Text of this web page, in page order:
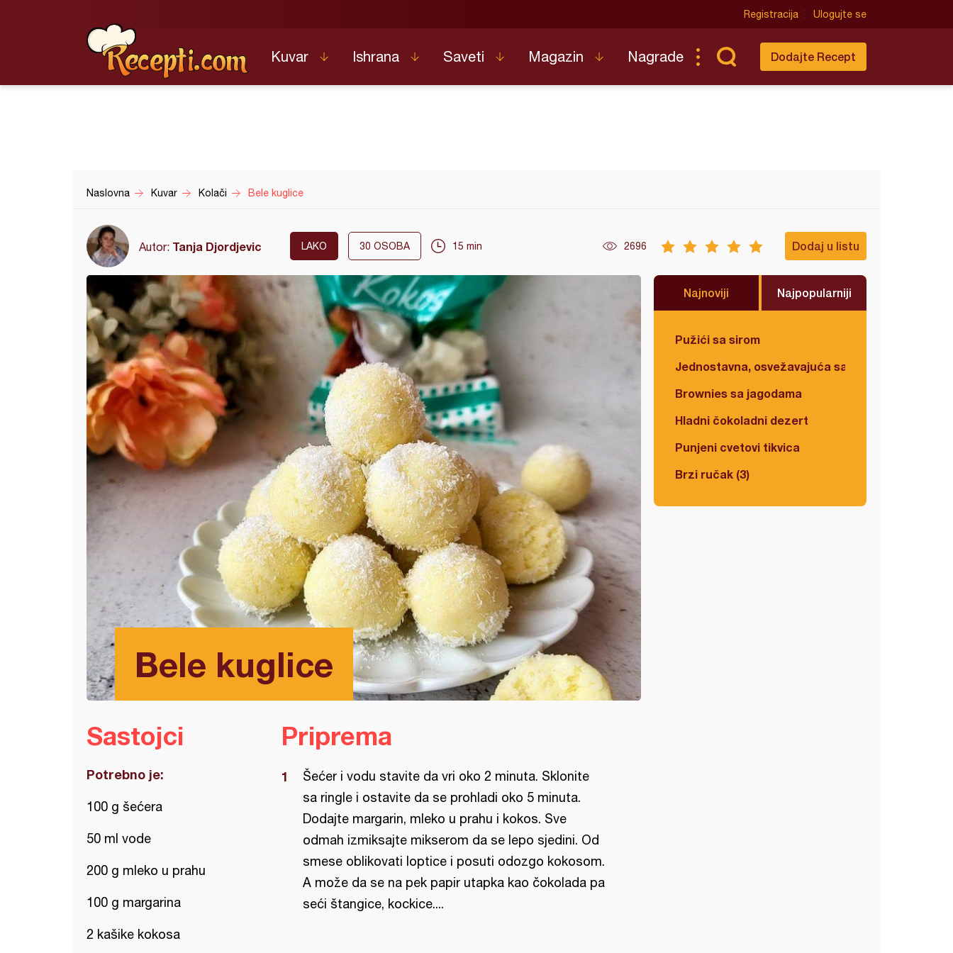
Registracija Ulogujte se
Kuvar Ishrana Saveti Magazin Nagrade Dodajte Recept
Naslovna Kuvar Kolači Bele kuglice
Autor: Tanja Djordjevic LAKO 30 OSOBA 15 min 2696 Dodaj u listu
Bele kuglice
Najnoviji Najpopularniji
Pužići sa sirom
Jednostavna, osvežavajuća salata
Brownies sa jagodama
Hladni čokoladni dezert
Punjeni cvetovi tikvica
Brzi ručak (3)
Sastojci
Potrebno je:
100 g šećera
50 ml vode
200 g mleko u prahu
100 g margarina
2 kašike kokosa
Priprema
Šećer i vodu stavite da vri oko 2 minuta. Sklonite
sa ringle i ostavite da se prohladi oko 5 minuta.
Dodajte margarin, mleko u prahu i kokos. Sve
odmah izmiksajte mikserom da se lepo sjedini. Od
smese oblikovati loptice i posuti odozgo kokosom.
A može da se na pek papir utapka kao čokolada pa
seći štangice, kockice....